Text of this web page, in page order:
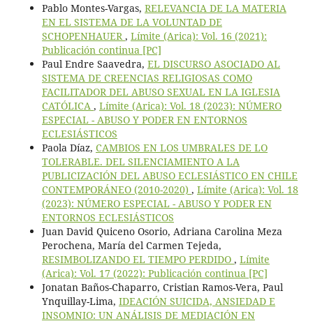
Pablo Montes-Vargas, RELEVANCIA DE LA MATERIA
EN EL SISTEMA DE LA VOLUNTAD DE
SCHOPENHAUER , Límite (Arica): Vol. 16 (2021):
Publicación continua [PC]
Paul Endre Saavedra, EL DISCURSO ASOCIADO AL
SISTEMA DE CREENCIAS RELIGIOSAS COMO
FACILITADOR DEL ABUSO SEXUAL EN LA IGLESIA
CATÓLICA , Límite (Arica): Vol. 18 (2023): NÚMERO
ESPECIAL - ABUSO Y PODER EN ENTORNOS
ECLESIÁSTICOS
Paola Díaz, CAMBIOS EN LOS UMBRALES DE LO
TOLERABLE. DEL SILENCIAMIENTO A LA
PUBLICIZACIÓN DEL ABUSO ECLESIÁSTICO EN CHILE
CONTEMPORÁNEO (2010-2020) , Límite (Arica): Vol. 18
(2023): NÚMERO ESPECIAL - ABUSO Y PODER EN
ENTORNOS ECLESIÁSTICOS
Juan David Quiceno Osorio, Adriana Carolina Meza
Perochena, María del Carmen Tejeda,
RESIMBOLIZANDO EL TIEMPO PERDIDO , Límite
(Arica): Vol. 17 (2022): Publicación continua [PC]
Jonatan Baños-Chaparro, Cristian Ramos-Vera, Paul
Ynquillay-Lima, IDEACIÓN SUICIDA, ANSIEDAD E
INSOMNIO: UN ANÁLISIS DE MEDIACIÓN EN